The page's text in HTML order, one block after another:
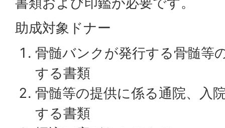
助成対象ドナー
骨髄バンクが発行する骨髄等
する書類
骨髄等の提供に係る通院、入
する書類